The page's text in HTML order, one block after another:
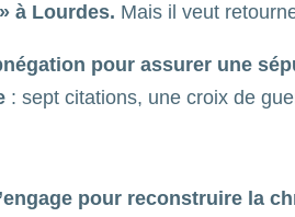
à Lourdes. Mais il veut
pour assurer une
: sept citations, une croix de
pour reconstruire la